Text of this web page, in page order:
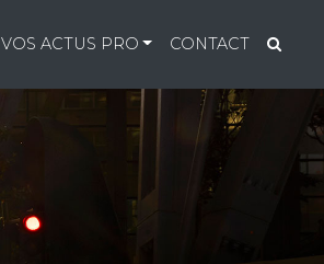
VOS ACTUS PRO CONTACT